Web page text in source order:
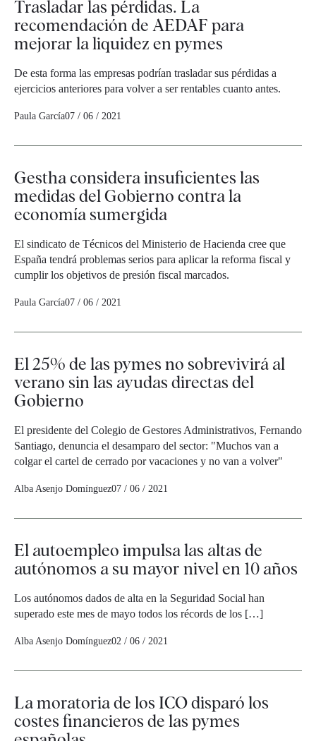
Trasladar las pérdidas. La
recomendación de AEDAF para
mejorar la liquidez en pymes
De esta forma las empresas podrían trasladar sus pérdidas a
ejercicios anteriores para volver a ser rentables cuanto antes.
Paula García07 / 06 / 2021
Gestha considera insuficientes las
medidas del Gobierno contra la
economía sumergida
El sindicato de Técnicos del Ministerio de Hacienda cree que
España tendrá problemas serios para aplicar la reforma fiscal y
cumplir los objetivos de presión fiscal marcados.
Paula García07 / 06 / 2021
El 25% de las pymes no sobrevivirá al
verano sin las ayudas directas del
Gobierno
El presidente del Colegio de Gestores Administrativos, Fernando
Santiago, denuncia el desamparo del sector: "Muchos van a
colgar el cartel de cerrado por vacaciones y no van a volver"
Alba Asenjo Domínguez07 / 06 / 2021
El autoempleo impulsa las altas de
autónomos a su mayor nivel en 10 años
Los autónomos dados de alta en la Seguridad Social han
superado este mes de mayo todos los récords de los […]
Alba Asenjo Domínguez02 / 06 / 2021
La moratoria de los ICO disparó los
costes financieros de las pymes